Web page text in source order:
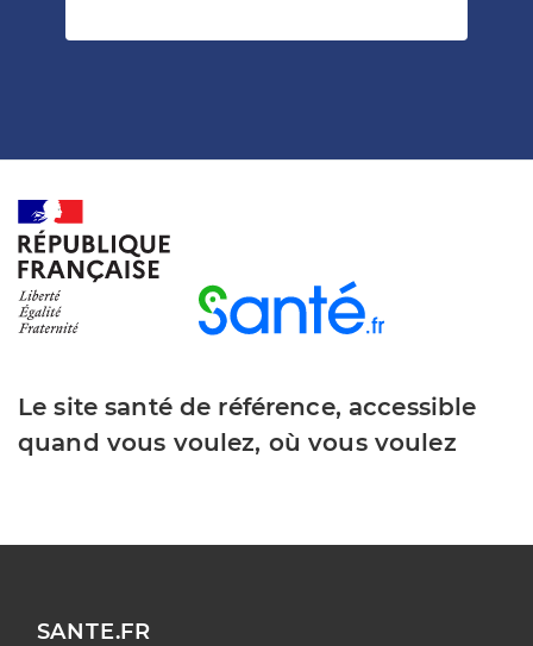
Le site santé de référence, accessible
quand vous voulez, où vous voulez
SANTE.FR